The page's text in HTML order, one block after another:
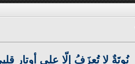
نُوتَةٌ لا تُعزَفُ إلّا على أوتارِ